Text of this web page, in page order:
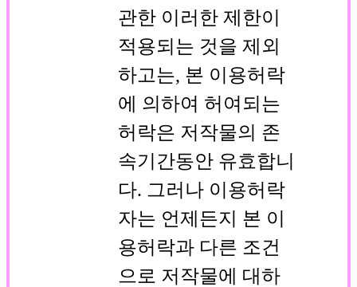
관한 이러한 제한이
적용되는 것을 제외
하고는, 본 이용허락
에 의하여 허여되는
허락은 저작물의 존
속기간동안 유효합니
다. 그러나 이용허락
자는 언제든지 본 이
용허락과 다른 조건
으로 저작물에 대하